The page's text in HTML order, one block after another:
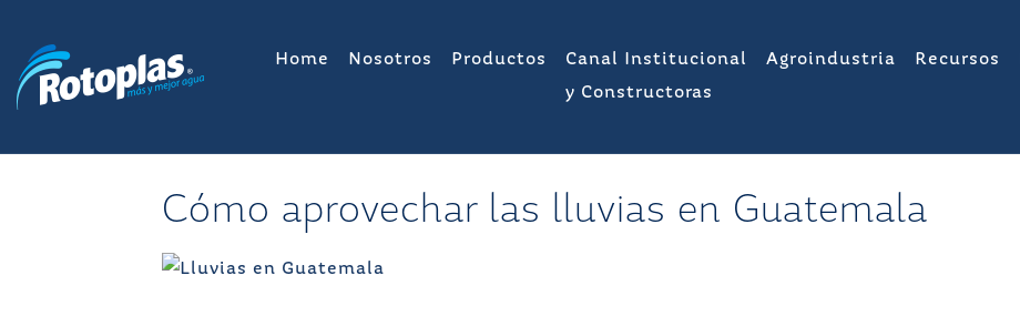
contenido
Home Nosotros Productos
Canal Institucional
y Constructoras
Agroindustria Recursos
Cómo aprovechar las lluvias en Guatemala